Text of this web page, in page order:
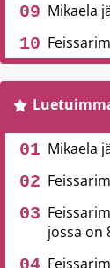
Mikaela
Mikaela
jossa on